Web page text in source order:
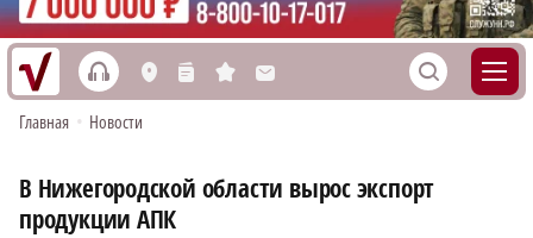
h L n s M S
Главная • Новости
В Нижегородской области вырос экспорт
продукции АПК